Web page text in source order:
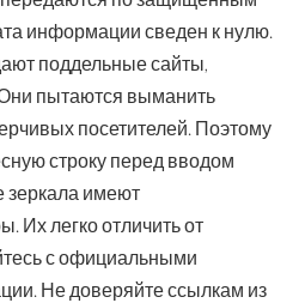
информации сведен к нулю.
поддельные сайты,
пытаются выманить
посетителей. Поэтому
строку перед вводом
имеют
Их легко отличить от
с официальными
Не доверяйте ссылкам из